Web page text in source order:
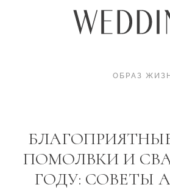
ОБРАЗ
ПОМОЛВКИ И
ГОДУ: СОВЕТЫ